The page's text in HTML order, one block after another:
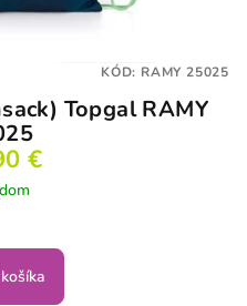
Topgal RAMY
€
KÓD: RAMY 25025